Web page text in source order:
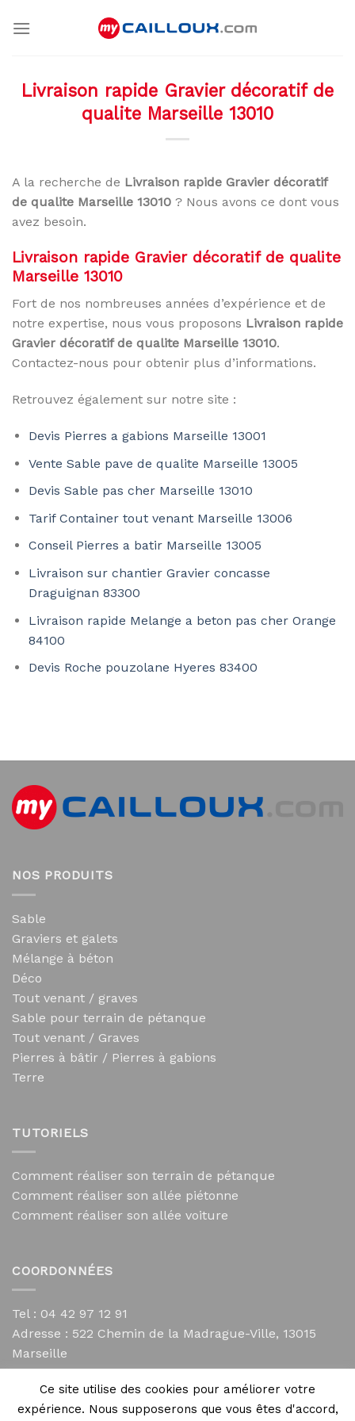
Livraison rapide Gravier décoratif de
qualite Marseille 13010
A la recherche de Livraison rapide Gravier décoratif
de qualite Marseille 13010 ? Nous avons ce dont vous
avez besoin.
Livraison rapide Gravier décoratif de qualite
Marseille 13010
Fort de nos nombreuses années d’expérience et de
notre expertise, nous vous proposons Livraison rapide
Gravier décoratif de qualite Marseille 13010.
Contactez-nous pour obtenir plus d’informations.
Retrouvez également sur notre site :
Devis Pierres a gabions Marseille 13001
Vente Sable pave de qualite Marseille 13005
Devis Sable pas cher Marseille 13010
Tarif Container tout venant Marseille 13006
Conseil Pierres a batir Marseille 13005
Livraison sur chantier Gravier concasse
Draguignan 83300
Livraison rapide Melange a beton pas cher Orange
84100
Devis Roche pouzolane Hyeres 83400
NOS PRODUITS
Sable
Graviers et galets
Mélange à béton
Déco
Tout venant / graves
Sable pour terrain de pétanque
Tout venant / Graves
Pierres à bâtir / Pierres à gabions
Terre
TUTORIELS
Comment réaliser son terrain de pétanque
Comment réaliser son allée piétonne
Comment réaliser son allée voiture
COORDONNÉES
Tel : 04 42 97 12 91
Adresse : 522 Chemin de la Madrague-Ville, 13015
Marseille
contact@mycailloux.com
Mentions légales
Ce site utilise des cookies pour améliorer votre
expérience. Nous supposerons que vous êtes d'accord,